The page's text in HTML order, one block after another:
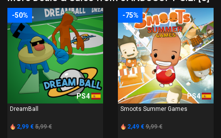
-50%
PS4
DreamBall
2,99 € 5,99 €
-75%
PS4
Smoots Summer Games
2,49 € 9,99 €